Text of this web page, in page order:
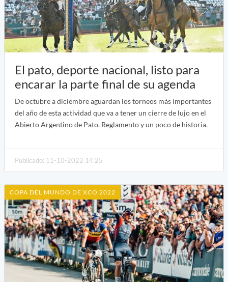
El pato, deporte nacional, listo para
encarar la parte final de su agenda
De octubre a diciembre aguardan los torneos más importantes
del año de esta actividad que va a tener un cierre de lujo en el
Abierto Argentino de Pato. Reglamento y un poco de historia.
Publicado: 11-10-2022 14:25
COPA DEL MUNDO DE XCO 2022